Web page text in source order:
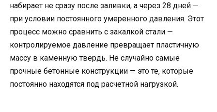
набирает не сразу после заливки, а через 28 дней —
при условии постоянного умеренного давления. Этот
процесс можно сравнить с закалкой стали —
контролируемое давление превращает пластичную
массу в каменную твердь. Не случайно самые
прочные бетонные конструкции — это те, которые
постоянно находятся под расчетной нагрузкой.